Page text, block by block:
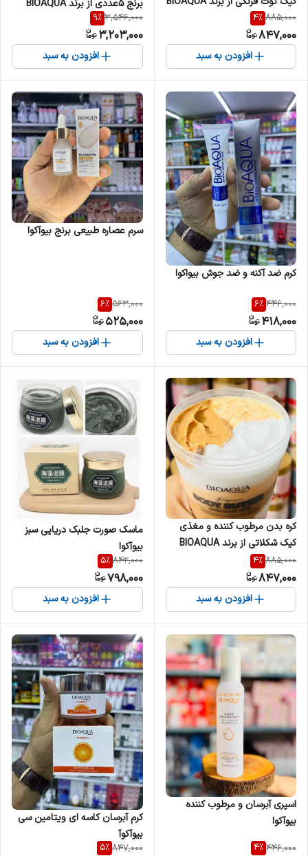
885,000
4%
847,000
افزودن به سبد
برنج 5عددی از برند BIOAQUA
3,546,000
9%
3,203,000
افزودن به سبد
کرم ضد آکنه و ضد جوش بیواکوا
446,000
6%
418,000
افزودن به سبد
سرم عصاره طبیعی برنج بیوآکوا
563,000
6%
525,000
افزودن به سبد
کره بدن مرطوب کننده و مغذی
کیک شکلاتی از برند BIOAQUA
885,000
4%
847,000
افزودن به سبد
ماسک صورت جلبک دریایی سبز
بیوآکوا
842,000
5%
798,000
افزودن به سبد
اسپری آبرسان و مرطوب کننده
بیوآکوا
446,000
4%
کرم آبرسان کاسه ای ویتامین سی
بیوآکوآ
847,000
5%